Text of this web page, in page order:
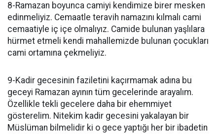
8-Ramazan boyunca camiyi kendimize birer mesken
edinmeliyiz. Cemaatle teravih namazını kılmalı cami
cemaatiyle iç içe olmalıyız. Camide bulunan yaşlılara
hürmet etmeli kendi mahallemizde bulunan çocukları
cami ortamına çekmeliyiz.
9-Kadir gecesinin faziletini kaçırmamak adına bu
geceyi Ramazan ayının tüm gecelerinde arayalım.
Özellikle tekli gecelere daha bir ehemmiyet
gösterelim. Nitekim kadir gecesini yakalayan bir
Müslüman bilmelidir ki o gece yaptığı her bir ibadetin